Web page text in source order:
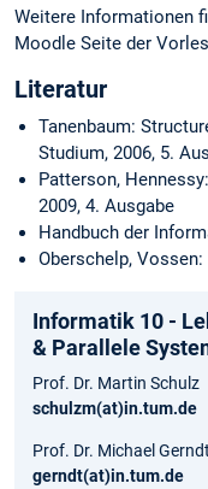
Weitere Informationen
Moodle Seite der
Literatur
Tanenbaum:
Studium, 2006, 5.
Patterson,
2009, 4. Ausgabe
Handbuch der
Oberschelp,
Informatik 10 -
& Parallele
Prof. Dr. Martin Schulz
schulzm(at)in.tum.de
Prof. Dr. Michael Gerndt
gerndt(at)in.tum.de